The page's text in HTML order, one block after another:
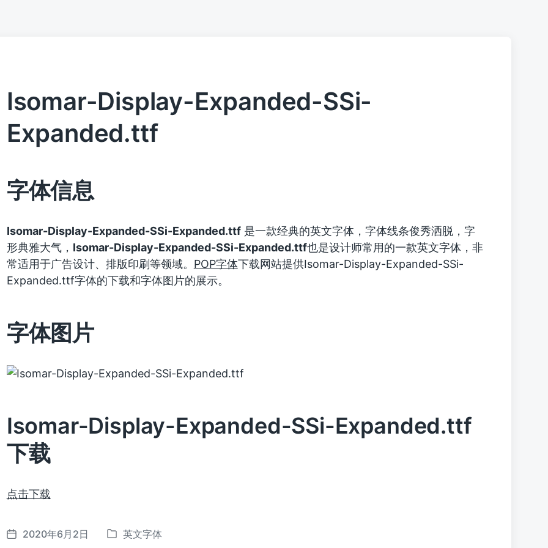
Isomar-Display-Expanded-SSi-
Expanded.ttf
字体信息
Isomar-Display-Expanded-SSi-Expanded.ttf是一款经典的英文字体，字体线条俊秀洒脱，字
形典雅大气， Isomar-Display-Expanded-SSi-Expanded.ttf也是设计师常用的一款英文字体，非
常适用于广告设计、排版印刷等领域。 POP字体下载网站提供Isomar-Display-Expanded-SSi-
Expanded.ttf字体的下载和字体图片的展示。
字体图片
Isomar-Display-Expanded-SSi-Expanded.ttf
下载
点击下载
发
2020年6月2日
发
英文字体